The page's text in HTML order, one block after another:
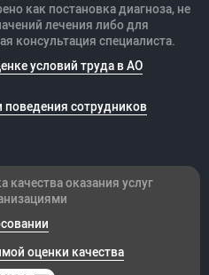
как постановка диагноза, не
лечения либо для
консультация специалиста.
условий труда в АО
поведения сотрудников
качества оказания услуг
оценки качества